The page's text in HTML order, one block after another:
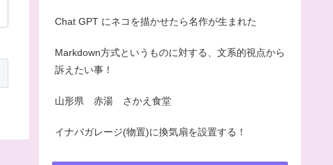
Chat GPT にネコを描かせたら名作が生まれた
Markdown方式というものに対する、文系的視点から
訴えたい事！
山形県 赤湯 さかえ食堂
イナバガレージ(物置)に換気扇を設置する！